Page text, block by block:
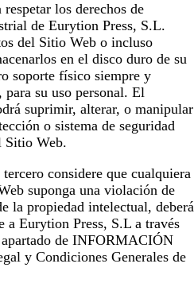
los derechos de
de Eurytion Press, S.L.
del Sitio Web o incluso
en el disco duro de su
soporte físico siempre y
para su uso personal. El
suprimir, alterar, o manipular
o sistema de seguridad
Sitio Web.
considere que cualquiera
suponga una violación de
la propiedad intelectual, deberá
a Eurytion Press, S.L a través
de INFORMACIÓN
y Condiciones Generales de